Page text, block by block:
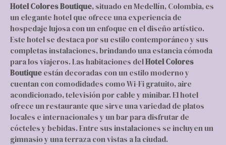
Hotel Colores Boutique, situado en Medellín, Colombia, es
un elegante hotel que ofrece una experiencia de
hospedaje lujosa con un enfoque en el diseño artístico.
Este hotel se destaca por su estilo contemporáneo y sus
completas instalaciones, brindando una estancia cómoda
para los viajeros. Las habitaciones delHotel Colores
Boutiqueestán decoradas con un estilo moderno y
cuentan con comodidades como Wi-Fi gratuito, aire
acondicionado, televisión por cable y minibar. El hotel
ofrece un restaurante que sirve una variedad de platos
locales e internacionales y un bar para disfrutar de
cócteles y bebidas. Entre sus instalaciones se incluyen un
gimnasio y una terraza con vistas a la ciudad.